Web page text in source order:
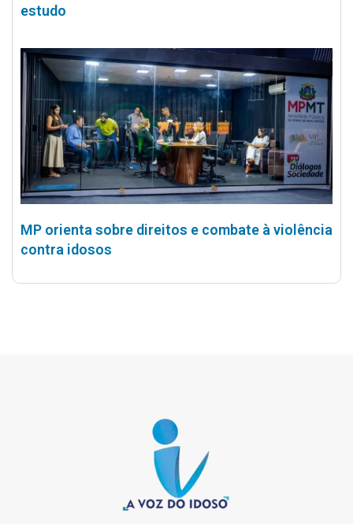
estudo
MP orienta sobre direitos e combate à violência
contra idosos